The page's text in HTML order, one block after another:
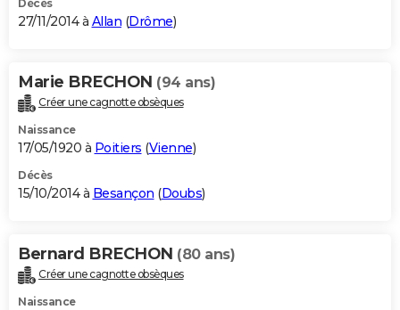
Décès
27/11/2014 à Allan (Drôme)
Marie BRECHON (94 ans)
Créer une cagnotte obsèques
Naissance
17/05/1920 à Poitiers (Vienne)
Décès
15/10/2014 à Besançon (Doubs)
Bernard BRECHON (80 ans)
Créer une cagnotte obsèques
Naissance